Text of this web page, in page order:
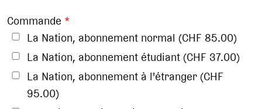
Commande *
La Nation, abonnement normal (CHF 85.00)
La Nation, abonnement étudiant (CHF 37.00)
La Nation, abonnement à l'étranger (CHF
95.00)